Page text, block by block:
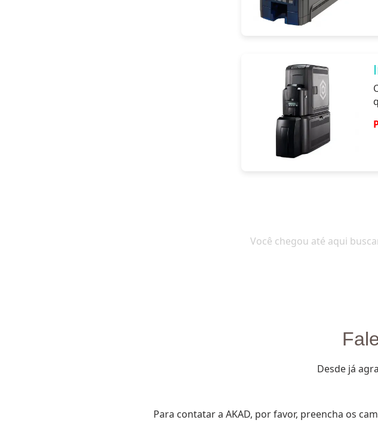
Você chegou até aqui
Desde já
Para contatar a AKAD, por favor, preencha os